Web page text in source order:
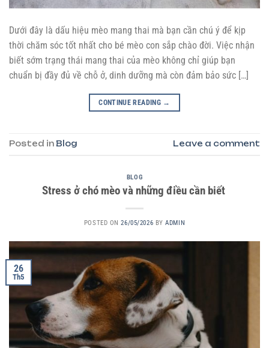
Dưới đây là dấu hiệu mèo mang thai mà bạn cần chú ý để kịp
thời chăm sóc tốt nhất cho bé mèo con sắp chào đời. Việc nhận
biết sớm trạng thái mang thai của mèo không chỉ giúp bạn
chuẩn bị đầy đủ về chỗ ở, dinh dưỡng mà còn đảm bảo sức […]
CONTINUE READING →
Posted in Blog Leave a comment
BLOG
Stress ở chó mèo và những điều cần biết
POSTED ON26/05/2026 BYADMIN
26
Th5